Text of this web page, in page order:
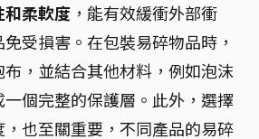
和柔軟度 ，能有效緩衝外部衝
受損害。在包裝易碎物品時，
，並結合其他材料，例如泡沫
個完整的保護層。此外，選擇
也至關重要，不同產品的易碎